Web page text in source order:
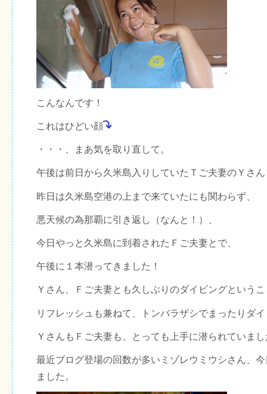
こんなんです！
これはひどい顔
・・・、まあ気を取り直して。
午後は前日から久米島入りしていたＴご夫妻のＹさ
昨日は久米島空港の上まで来ていたにも関わらず、
悪天候の為那覇に引き返し（なんと！）、
今日やっと久米島に到着されたＦご夫妻とで、
午後に１本潜ってきました！
Ｙさん、Ｆご夫妻とも久しぶりのダイビングという
リフレッシュも兼ねて、トンバラザシでまったりダ
ＹさんもＦご夫妻も、とっても上手に潜られていまし
最近ブログ登場の回数が多いミゾレウミウシさん、
ました。